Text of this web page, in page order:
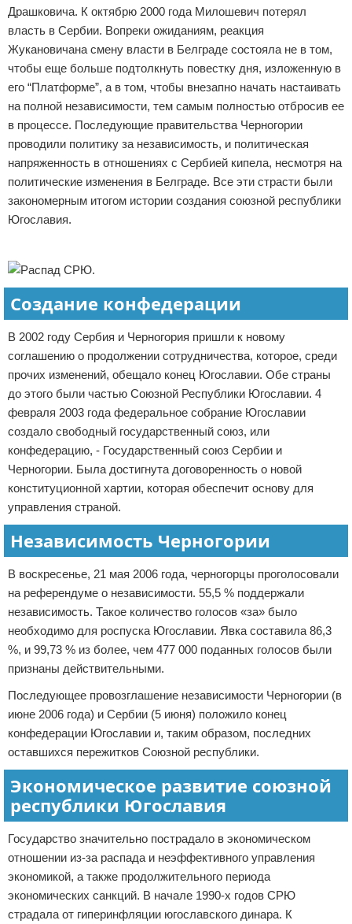
Драшковича. К октябрю 2000 года Милошевич потерял
власть в Сербии. Вопреки ожиданиям, реакция
Жукановичана смену власти в Белграде состояла не в том,
чтобы еще больше подтолкнуть повестку дня, изложенную в
его “Платформе”, а в том, чтобы внезапно начать настаивать
на полной независимости, тем самым полностью отбросив ее
в процессе. Последующие правительства Черногории
проводили политику за независимость, и политическая
напряженность в отношениях с Сербией кипела, несмотря на
политические изменения в Белграде. Все эти страсти были
закономерным итогом истории создания союзной республики
Югославия.
Создание конфедерации
В 2002 году Сербия и Черногория пришли к новому
соглашению о продолжении сотрудничества, которое, среди
прочих изменений, обещало конец Югославии. Обе страны
до этого были частью Союзной Республики Югославии. 4
февраля 2003 года федеральное собрание Югославии
создало свободный государственный союз, или
конфедерацию, - Государственный союз Сербии и
Черногории. Была достигнута договоренность о новой
конституционной хартии, которая обеспечит основу для
управления страной.
Независимость Черногории
В воскресенье, 21 мая 2006 года, черногорцы проголосовали
на референдуме о независимости. 55,5 % поддержали
независимость. Такое количество голосов «за» было
необходимо для роспуска Югославии. Явка составила 86,3
%, и 99,73 % из более, чем 477 000 поданных голосов были
признаны действительными.
Последующее провозглашение независимости Черногории (в
июне 2006 года) и Сербии (5 июня) положило конец
конфедерации Югославии и, таким образом, последних
оставшихся пережитков Союзной республики.
Экономическое развитие союзной
республики Югославия
Государство значительно пострадало в экономическом
отношении из-за распада и неэффективного управления
экономикой, а также продолжительного периода
экономических санкций. В начале 1990-х годов СРЮ
страдала от гиперинфляции югославского динара. К